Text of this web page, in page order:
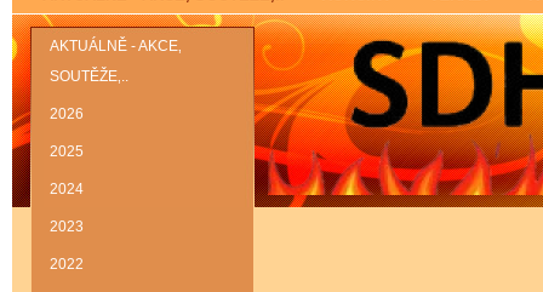
AKTUÁLNĚ - AKCE‚
SOUTĚŽE‚..
2026
2025
2024
2023
2022